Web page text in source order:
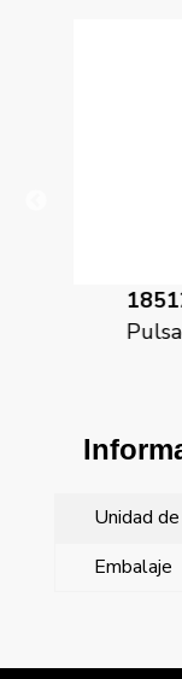
18512
Unidad
Embalaje